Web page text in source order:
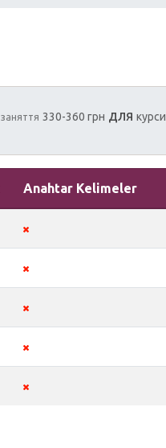
заняття 330-360 грн для курси
Anahtar Kelimeler